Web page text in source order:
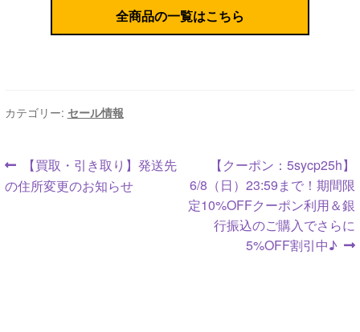
全商品の一覧はこちら
カテゴリー: セール情報
投
稿
前
の
【買取・引き取り】発送先
の住所変更のお知らせ
次
の
投
稿:
【クーポン：5sycp25h】
6/8（日）23:59まで！期間限
定10%OFFクーポン利用＆銀
行振込のご購入でさらに
5%OFF割引中♪